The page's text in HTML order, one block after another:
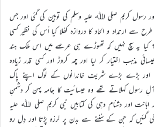
رسول کریم صلی اﷲ علیہ وسلم کی توہین کی گئی اور جس
سے ارتداد و الحاد کا دروازہ کھُلا کیا اُس کی نظیر کسی
یہ سچ نہیں کہ تھوڑے ہی عرصے میں اس ملک ہند
مذہب اختیار کر لیا اور چھ کروڑ اور کسی قدر زیادہ
اور بڑے بڑے شریف خاندانوں کے لوگ اپنے پاک
رسول کہلاتے تھے وہ عیسائیت کا جامہ پہن کر دشمنِ
اور دشنام دہی کی کتابیں نبی کریم صلی اﷲ علیہ
گئیں کہ جن کے سُننے سے بدن پر لرزہ پڑتا اور دِل رو